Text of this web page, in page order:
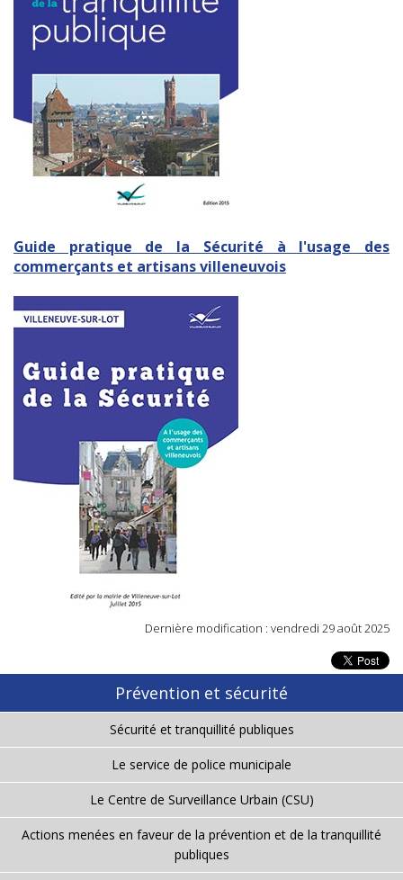
Guide pratique de la Sécurité à l'usage des
commerçants et artisans villeneuvois
Dernière modification : vendredi 29 août 2025
Prévention et sécurité
Sécurité et tranquillité publiques
Le service de police municipale
Le Centre de Surveillance Urbain (CSU)
Actions menées en faveur de la prévention et de la tranquillité
publiques